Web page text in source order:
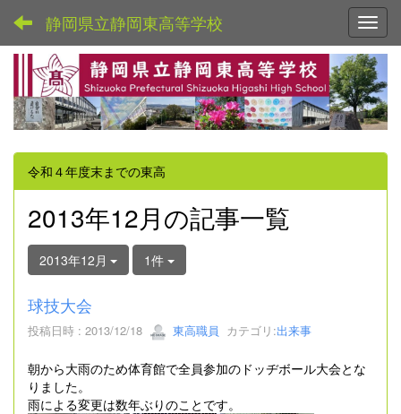
静岡県立静岡東高等学校
令和４年度末までの東高
2013年12月の記事一覧
2013年12月 1件
球技大会
投稿日時 : 2013/12/18 東高職員 カテゴリ:出来事
朝から大雨のため体育館で全員参加のドッヂボール大会とな
りました。
雨による変更は数年ぶりのことです。